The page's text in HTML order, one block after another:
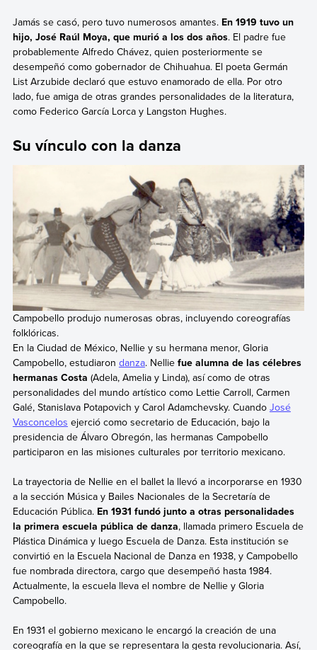
Jamás se casó, pero tuvo numerosos amantes. En 1919 tuvo un
hijo, José Raúl Moya, que murió a los dos años. El padre fue
probablemente Alfredo Chávez, quien posteriormente se
desempeñó como gobernador de Chihuahua. El poeta Germán
List Arzubide declaró que estuvo enamorado de ella. Por otro
lado, fue amiga de otras grandes personalidades de la literatura,
como Federico García Lorca y Langston Hughes.
Su vínculo con la danza
Campobello produjo numerosas obras, incluyendo coreografías
folklóricas.
En la Ciudad de México, Nellie y su hermana menor, Gloria
Campobello, estudiaron danza. Nellie fue alumna de las célebres
hermanas Costa (Adela, Amelia y Linda), así como de otras
personalidades del mundo artístico como Lettie Carroll, Carmen
Galé, Stanislava Potapovich y Carol Adamchevsky. Cuando José
Vasconcelos ejerció como secretario de Educación, bajo la
presidencia de Álvaro Obregón, las hermanas Campobello
participaron en las misiones culturales por territorio mexicano.
La trayectoria de Nellie en el ballet la llevó a incorporarse en 1930
a la sección Música y Bailes Nacionales de la Secretaría de
Educación Pública. En 1931 fundó junto a otras personalidades
la primera escuela pública de danza, llamada primero Escuela de
Plástica Dinámica y luego Escuela de Danza. Esta institución se
convirtió en la Escuela Nacional de Danza en 1938, y Campobello
fue nombrada directora, cargo que desempeñó hasta 1984.
Actualmente, la escuela lleva el nombre de Nellie y Gloria
Campobello.
En 1931 el gobierno mexicano le encargó la creación de una
coreografía en la que se representara la gesta revolucionaria. Así,